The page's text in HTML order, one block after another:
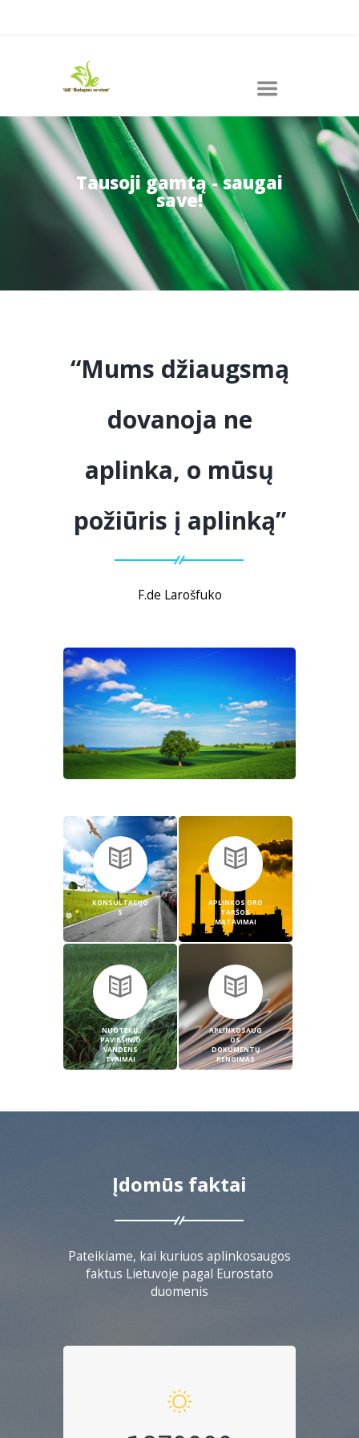
Tausoji gamtą - saugai
save!
“Mums džiaugsmą
dovanoja ne
aplinka, o mūsų
požiūris į aplinką”
F.de Larošfuko
KONSULTACIJO
S
APLINKOS ORO
TARŠOS
MATAVIMAI
NUOTEKŲ,
PAVIRŠINIO
VANDENS
TYRIMAI
APLINKOSAUG
OS
DOKUMENTŲ
RENGIMAS
Įdomūs faktai
Pateikiame, kai kuriuos aplinkosaugos
faktus Lietuvoje pagal Eurostato
duomenis